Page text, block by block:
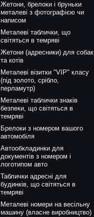
Жетони, брелоки і бруньки
металеві з фотографією чи
написом
Металеві таблички, що
світяться в темряві
Жетони (адресники) для собак
та котів
Металеві візитки "VIP" класу
(під золото, срібло,
перламутр)
Металеві таблички знаків
безпеки, що світяться в
темряві
Брелоки з номером вашого
автомобіля
Автообкладинки для
документів з номером і
логотипом авто
Таблички адресні для
будинків, що світяться в
темряві
Металеві номери на весільну
машину (власне виробництво)